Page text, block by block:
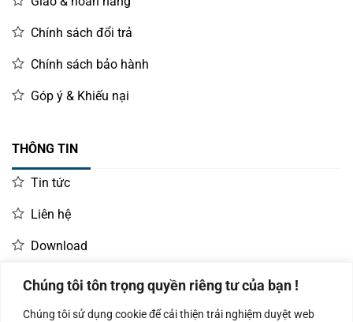
Chúng tôi tôn trọng quyền riêng tư của bạn !
Chúng tôi sử dụng cookie để cải thiện trải nghiệm duyệt web
Chính sách đổi trả
Chính sách bảo hành
Góp ý & Khiếu nại
THÔNG TIN
Tin tức
Liên hệ
Download
LIÊN HỆ MUA HÀNG